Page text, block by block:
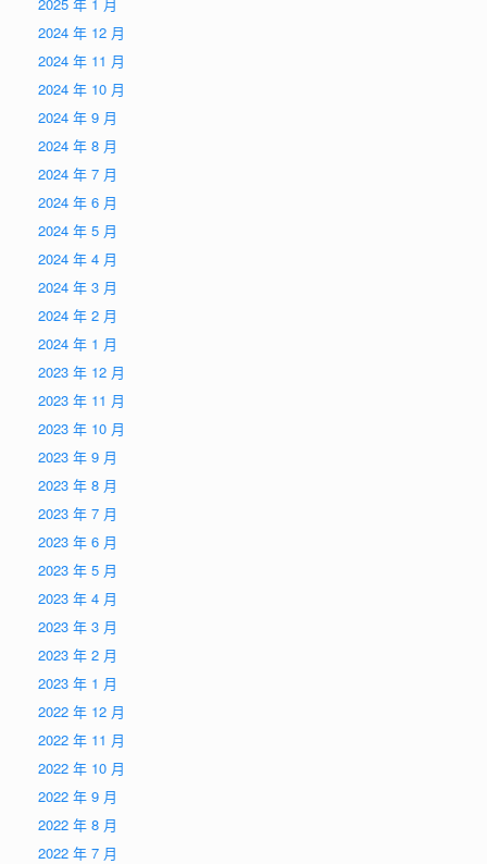
2024 年 12 月
2024 年 11 月
2024 年 10 月
2024 年 9 月
2024 年 8 月
2024 年 7 月
2024 年 6 月
2024 年 5 月
2024 年 4 月
2024 年 3 月
2024 年 2 月
2024 年 1 月
2023 年 12 月
2023 年 11 月
2023 年 10 月
2023 年 9 月
2023 年 8 月
2023 年 7 月
2023 年 6 月
2023 年 5 月
2023 年 4 月
2023 年 3 月
2023 年 2 月
2023 年 1 月
2022 年 12 月
2022 年 11 月
2022 年 10 月
2022 年 9 月
2022 年 8 月
2022 年 7 月